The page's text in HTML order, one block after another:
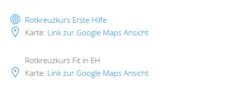
Rotkreuzkurs Erste Hilfe
Karte: Link zur Google Maps Ansicht
Rotkreuzkurs Fit in EH
Karte: Link zur Google Maps Ansicht